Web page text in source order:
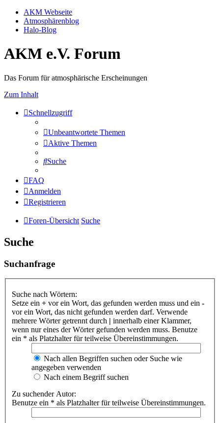
AKM Webseite
Atmosphärenblog
Halo-Blog
AKM e.V. Forum
Das Forum für atmosphärische Erscheinungen
Zum Inhalt
Schnellzugriff
Unbeantwortete Themen
Aktive Themen
Suche
FAQ
Anmelden
Registrieren
Foren-Übersicht Suche
Suche
Suchanfrage
Suche nach Wörtern:
Setze ein + vor ein Wort, das gefunden werden muss und ein -
vor ein Wort, das nicht gefunden werden darf. Verwende
mehrere Wörter getrennt durch | innerhalb einer Klammer,
wenn nur eines der Wörter gefunden werden muss. Benutze
ein * als Platzhalter für teilweise Übereinstimmungen.
Nach allen Begriffen suchen oder Suche wie
angegeben verwenden
Nach einem Begriff suchen
Zu suchender Autor:
Benutze ein * als Platzhalter für teilweise Übereinstimmungen.